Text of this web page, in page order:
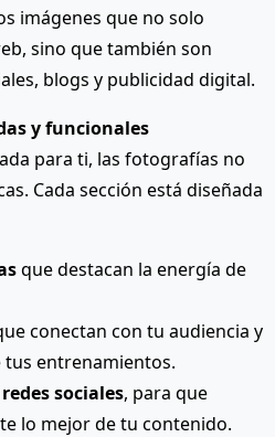
imágenes que no solo
sino que también son
blogs y publicidad digital.
y funcionales
para ti, las fotografías no
Cada sección está diseñada
que destacan la energía de
conectan con tu audiencia y
entrenamientos.
sociales, para que
lo mejor de tu contenido.